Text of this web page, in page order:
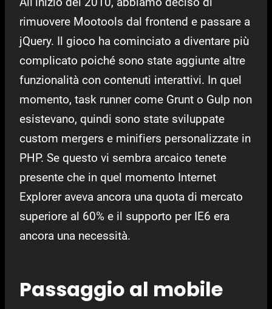
rimuovere Mootools dal frontend e passare a
jQuery. Il gioco ha cominciato a diventare più
complicato poiché sono state aggiunte altre
funzionalità con contenuti interattivi. In quel
momento, task runner come Grunt o Gulp non
esistevano, quindi sono state sviluppate
custom mergers e minifiers personalizzate in
PHP. Se questo vi sembra arcaico tenete
presente che in quel momento Internet
Explorer aveva ancora una quota di mercato
superiore al 60% e il supporto per IE6 era
ancora una necessità.
Passaggio al mobile